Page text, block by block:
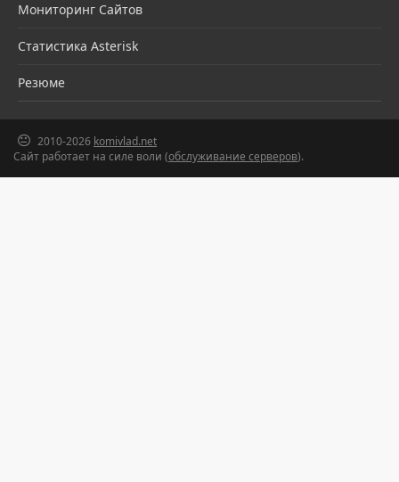
Мониторинг Сайтов
Статистика Asterisk
Резюме
2010-2026 komivlad.net
Сайт работает на силе воли (обслуживание серверов).